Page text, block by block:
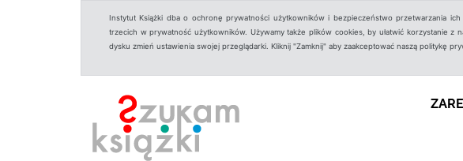
Instytut Książki dba o ochronę prywatności użytkowników i bezpieczeństwo przetwarzania
trzecich w prywatność użytkowników. Używamy także plików cookies, by ułatwić korzystanie
dysku zmień ustawienia swojej przeglądarki. Kliknij "Zamknij" aby zaakceptować naszą politykę